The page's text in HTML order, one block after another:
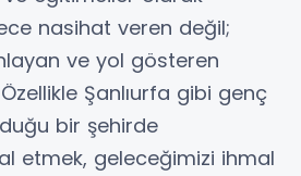
nasihat veren değil;
ve yol gösteren
Şanlıurfa gibi genç
bir şehirde
etmek, geleceğimizi ihmal